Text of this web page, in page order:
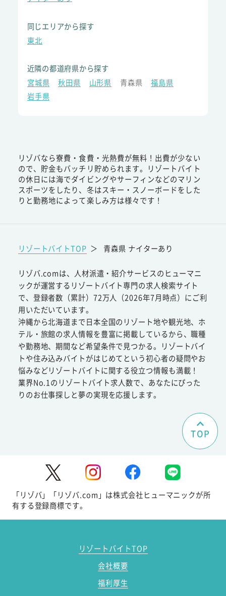
同じエリアから探す
東北
近隣の都道府県から探す
宮城県
秋田県 山形県 青森県
福島県
岩手県
リゾバなら寮費・食費・光熱費が無料！出費が少ない
ので、貯金もバッチリ貯められます。リゾートバイト
の休日には海でダイビングやサーフィンなどのマリン
スポーツをしたり、冬はスキー・スノーボードをした
りと勤務地によって楽しみ方は様々です！
リゾートバイトTOP ＞ 青森県 ナイターあり
リゾバ.comは、人材派遣・紹介サービスのヒューマニ
ックが運営するリゾートバイト専門の求人検索サイト
で、登録者数（累計）72万人（2026年7月時点）にご利
用いただいています。
沖縄から北海道まで日本全国のリゾート地や観光地、ホ
テル・旅館の求人情報を豊富に掲載しているから、職種
や勤務地、期間など希望条件で見つかる。リゾートバイ
トや住み込みバイトがはじめてという初心者の疑問やお
悩みなどリゾートバイトに関する役立つ情報も満載！
業界No.1のリゾートバイト求人数で、あなたにぴった
りのお仕事探しと夢の実現を応援します。
TOP
「リゾバ」「リゾバ.com」は株式会社ヒューマニックが所
有する登録商標です。
リゾートバイトTOP
会社概要
福利厚生